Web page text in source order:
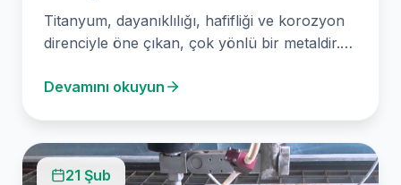
Titanyum, dayanıklılığı, hafifliği ve korozyon
direnciyle öne çıkan, çok yönlü bir metaldir.
bu…
Devamını okuyun
21 Şub